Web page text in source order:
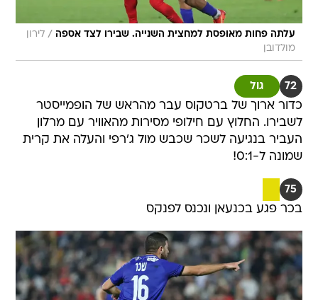
עלתה פחות מאופסת למחצית השנייה. שבירו לצד אספה / לירון
מולדובן
72 גול
כדור ארוך של ברטקוס עבר מהראש של הופמייסטר
לשבירו. החלוץ עם חילופי מסירות מהאוויר עם מרלון
העביר בנגיעה לשכר שכבש מול ג'רפי והעלה את קרית
שמונה ל-0:1!
75
בכר פגע בכנעאן ונכנס לפנקס